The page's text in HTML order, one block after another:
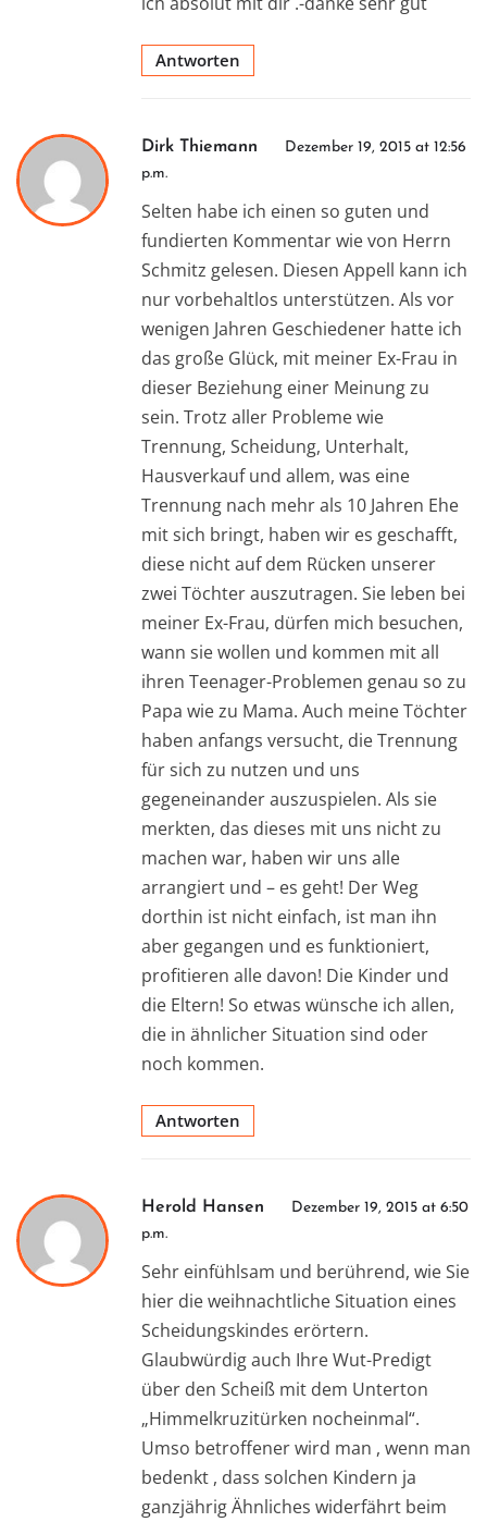
Antworten
Dirk Thiemann
Dezember 19, 2015 at 12:56
p.m.
Selten habe ich einen so guten und
fundierten Kommentar wie von Herrn
Schmitz gelesen. Diesen Appell kann ich
nur vorbehaltlos unterstützen. Als vor
wenigen Jahren Geschiedener hatte ich
das große Glück, mit meiner Ex-Frau in
dieser Beziehung einer Meinung zu
sein. Trotz aller Probleme wie
Trennung, Scheidung, Unterhalt,
Hausverkauf und allem, was eine
Trennung nach mehr als 10 Jahren Ehe
mit sich bringt, haben wir es geschafft,
diese nicht auf dem Rücken unserer
zwei Töchter auszutragen. Sie leben bei
meiner Ex-Frau, dürfen mich besuchen,
wann sie wollen und kommen mit all
ihren Teenager-Problemen genau so zu
Papa wie zu Mama. Auch meine Töchter
haben anfangs versucht, die Trennung
für sich zu nutzen und uns
gegeneinander auszuspielen. Als sie
merkten, das dieses mit uns nicht zu
machen war, haben wir uns alle
arrangiert und – es geht! Der Weg
dorthin ist nicht einfach, ist man ihn
aber gegangen und es funktioniert,
profitieren alle davon! Die Kinder und
die Eltern! So etwas wünsche ich allen,
die in ähnlicher Situation sind oder
noch kommen.
Antworten
Herold Hansen
Dezember 19, 2015 at 6:50
p.m.
Sehr einfühlsam und berührend, wie Sie
hier die weihnachtliche Situation eines
Scheidungskindes erörtern.
Glaubwürdig auch Ihre Wut-Predigt
über den Scheiß mit dem Unterton
„Himmelkruzitürken nocheinmal“.
Umso betroffener wird man , wenn man
bedenkt , dass solchen Kindern ja
ganzjährig Ähnliches widerfährt beim